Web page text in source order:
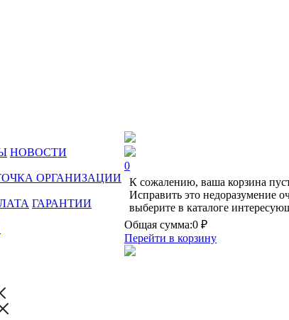
НОВОСТИ
ОРГАНИЗАЦИИ
ГАРАНТИИ
0
К сожалению, ваша корзина
Исправить это недоразумение
выберите в каталоге
Общая сумма:0 ₽
Перейти в корзину